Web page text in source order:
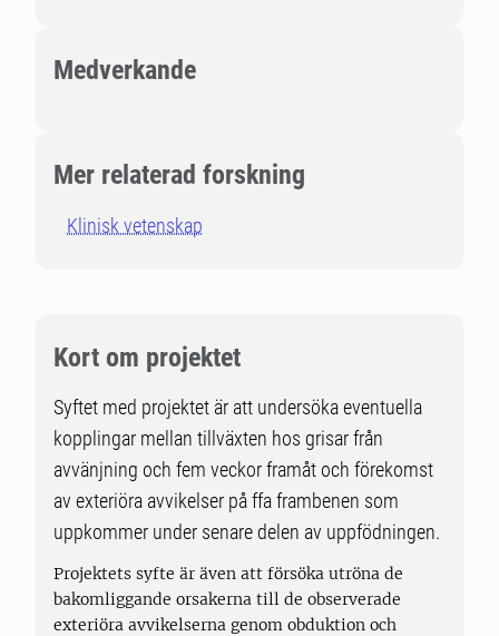
Medverkande
Mer relaterad forskning
Klinisk vetenskap
Kort om projektet
Syftet med projektet är att undersöka eventuella
kopplingar mellan tillväxten hos grisar från
avvänjning och fem veckor framåt och förekomst
av exteriöra avvikelser på ffa frambenen som
uppkommer under senare delen av uppfödningen.
Projektets syfte är även att försöka utröna de
bakomliggande orsakerna till de observerade
exteriöra avvikelserna genom obduktion och